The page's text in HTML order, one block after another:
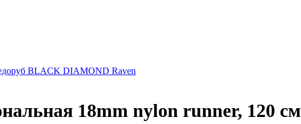
BLACK DIAMOND Raven
18mm nylon runner, 120 см